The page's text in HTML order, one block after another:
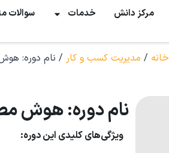
مرکز دانش خدمات سوالات
خانه / مدیریت کسب و کار / نام دوره:
نام دوره: هوش
ویژگی‌های کلیدی این دوره: